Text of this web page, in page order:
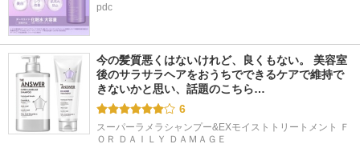
pdc
今の髪質悪くはないけれど、良くもない。 美容室
後のサラサラヘアをおうちでできるケアで維持で
きないかと思い、話題のこちら…
6
スーパーラメラシャンプー&EXモイストトリートメント Ｆ
ＯＲ ＤＡＩＬＹ ＤＡＭＡＧＥ